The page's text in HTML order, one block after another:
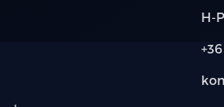
bekapcsolására figyelmeztető
rögzítési pontok a hátsó
H-